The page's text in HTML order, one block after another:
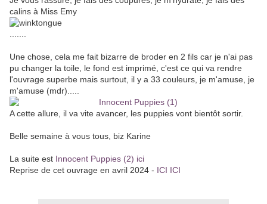
calins à Miss Emy
Une chose, cela me fait bizarre de broder en 2 fils car je n'ai pas
pu changer la toile, le fond est imprimé, c'est ce qui va rendre
l'ouvrage superbe mais surtout, il y a 33 couleurs, je m'amuse, je
m'amuse (mdr).....
A cette allure, il va vite avancer, les puppies vont bientôt sortir.
Belle semaine à vous tous, biz Karine
La suite est Innocent Puppies (2) ici
Reprise de cet ouvrage en avril 2024 - ICI ICI